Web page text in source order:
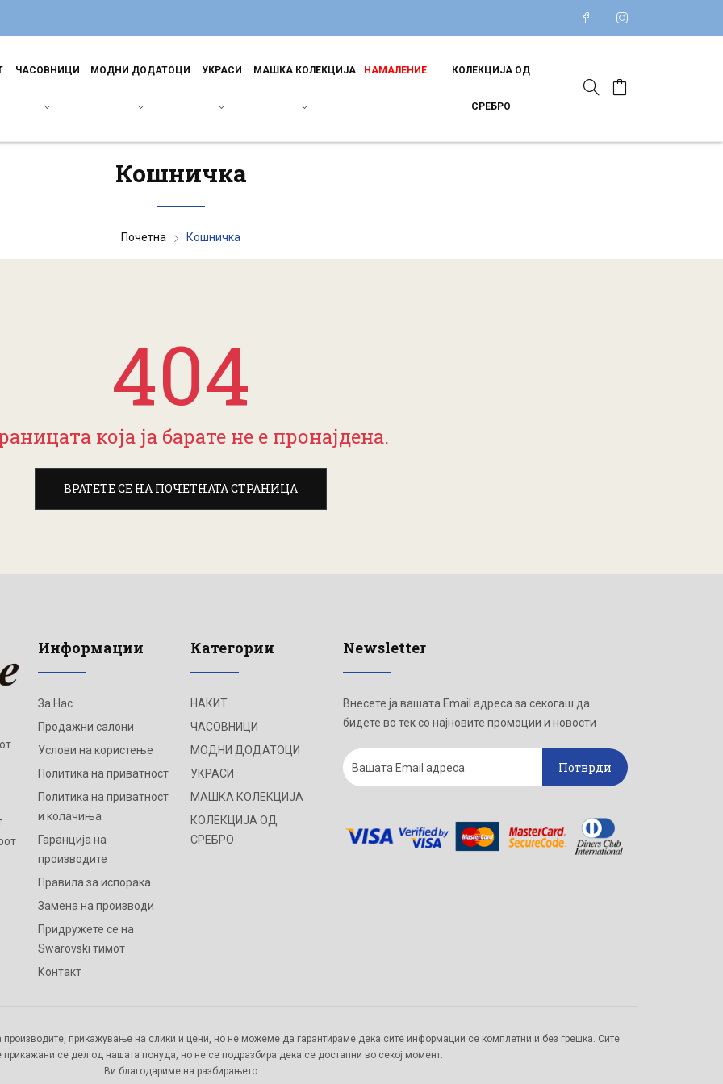
ЧАСОВНИЦИ МОДНИ ДОДАТОЦИ УКРАСИ МАШКА КОЛЕКЦИЈА НАМАЛЕНИЕ КОЛЕКЦИЈА ОД
СРЕБРО
Кошничка
Почетна Кошничка
404
која ја барате не е пронајдена.
ВРАТЕТЕ СЕ НА ПОЧЕТНАТА СТРАНИЦА
Информации
За Нас
Продажни салони
Услови на користење
Политика на приватност
Политика на приватност
и колачиња
Гаранција на
производите
Правила за испорака
Замена на производи
Придружете се на
Swarovski тимот
Контакт
Категории
НАКИТ
ЧАСОВНИЦИ
МОДНИ ДОДАТОЦИ
УКРАСИ
МАШКА КОЛЕКЦИЈА
КОЛЕКЦИЈА ОД
СРЕБРО
Newsletter
Внесете ја вашата Email адреса за секогаш да
бидете во тек со најновите промоции и новости
Потврди
прикажување на слики и цени, но не можеме да гарантираме дека сите информации се комплетни и без грешка. Сите
прикажани се дел од нашата понуда, но не се подразбира дека се достапни во секој момент.
Ви благодариме на разбирањето